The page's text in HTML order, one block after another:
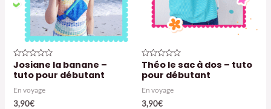
Note
0
sur
Josiane la banane –
tuto pour débutant
En voyage
3,90€
Note
sur
Théo le sac à dos – tuto
pour débutant
En voyage
3,90€